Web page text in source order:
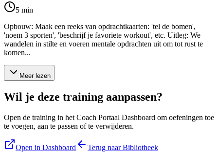
5 min
Opbouw: Maak een reeks van opdrachtkaarten: 'tel de bomen',
'noem 3 sporten', 'beschrijf je favoriete workout', etc. Uitleg: We
wandelen in stilte en voeren mentale opdrachten uit om tot rust te
komen...
Meer lezen
Wil je deze training aanpassen?
Open de training in het Coach Portaal Dashboard om oefeningen toe
te voegen, aan te passen of te verwijderen.
Open in Dashboard Terug naar Bibliotheek